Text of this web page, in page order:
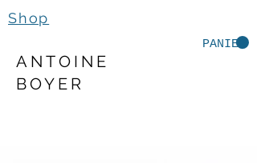
ANTOINE
BOYER
PANIER
Shop
ABOUT